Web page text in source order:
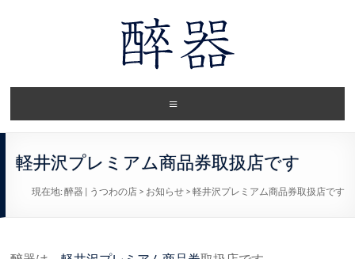
軽井沢プレミアム商品券取扱店です
現在地: 醉器 | うつわの店> お知らせ> 軽井沢プレミアム商品券取扱店です